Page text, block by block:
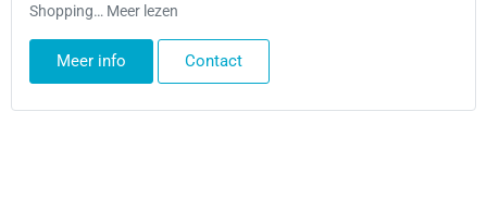
Shopping… Meer lezen
Meer info Contact